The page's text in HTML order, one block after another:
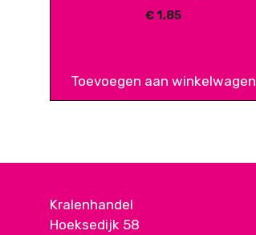
€1,85
Toevoegen aan winkelwagen
Kralenhandel
Hoeksedijk 58